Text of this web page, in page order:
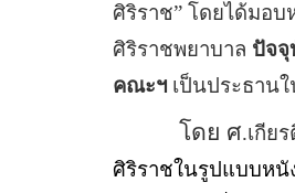
ศิริราช” โดยได้มอบ
ศิริราชพยาบาล ปัจจุ
คณะฯ เป็นประธาน
โดย ศ.เกีย
ศิริราชในรูปแบบหนั